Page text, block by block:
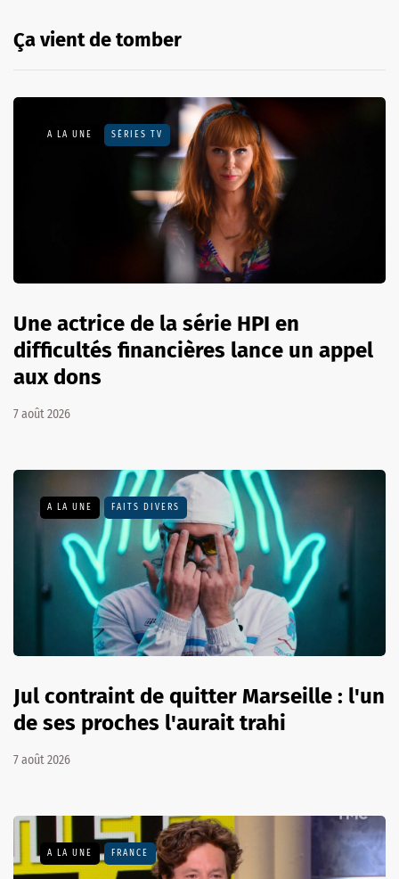
Ça vient de tomber
A LA UNE SÉRIES TV
Une actrice de la série HPI en
difficultés financières lance un appel
aux dons
7 août 2026
A LA UNE FAITS DIVERS
Jul contraint de quitter Marseille : l'un
de ses proches l'aurait trahi
7 août 2026
A LA UNE FRANCE